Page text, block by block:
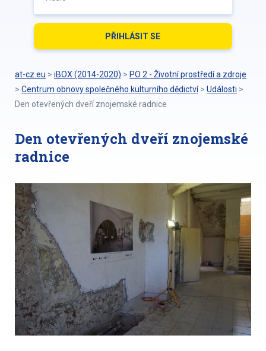
at-cz.eu > iBOX (2014-2020) > PO 2 - Životní prostředí a zdroje
> Centrum obnovy společného kulturního dědictví > Události >
Den otevřených dveří znojemské radnice
Den otevřených dveří znojemské
radnice